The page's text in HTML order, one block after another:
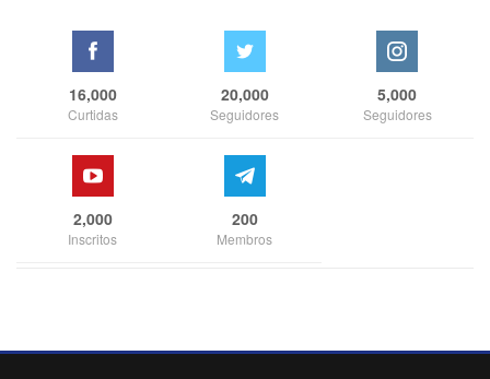
16,000
Curtidas
20,000
Seguidores
5,000
Seguidores
2,000
Inscritos
200
Membros